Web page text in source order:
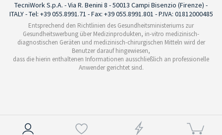
TecniWork S.p.A. - Via R. Benini 8 - 50013 Campi Bisenzio (Firenze) -
ITALY - Tel: +39 055.8991.71 - Fax: +39 055.8991.801 - P.IVA: 01812000485
Entsprechend den Richtlinien des Gesundheitsministeriums zur
Gesundheitswerbung über Medizinprodukten, in-vitro medizinisch-
diagnostischen Geräten und medizinisch-chirurgischen Mitteln wird der
Benutzer darauf hingewiesen,
dass die hierin enthaltenen Informationen ausschließlich an professionelle
Anwender gerichtet sind.